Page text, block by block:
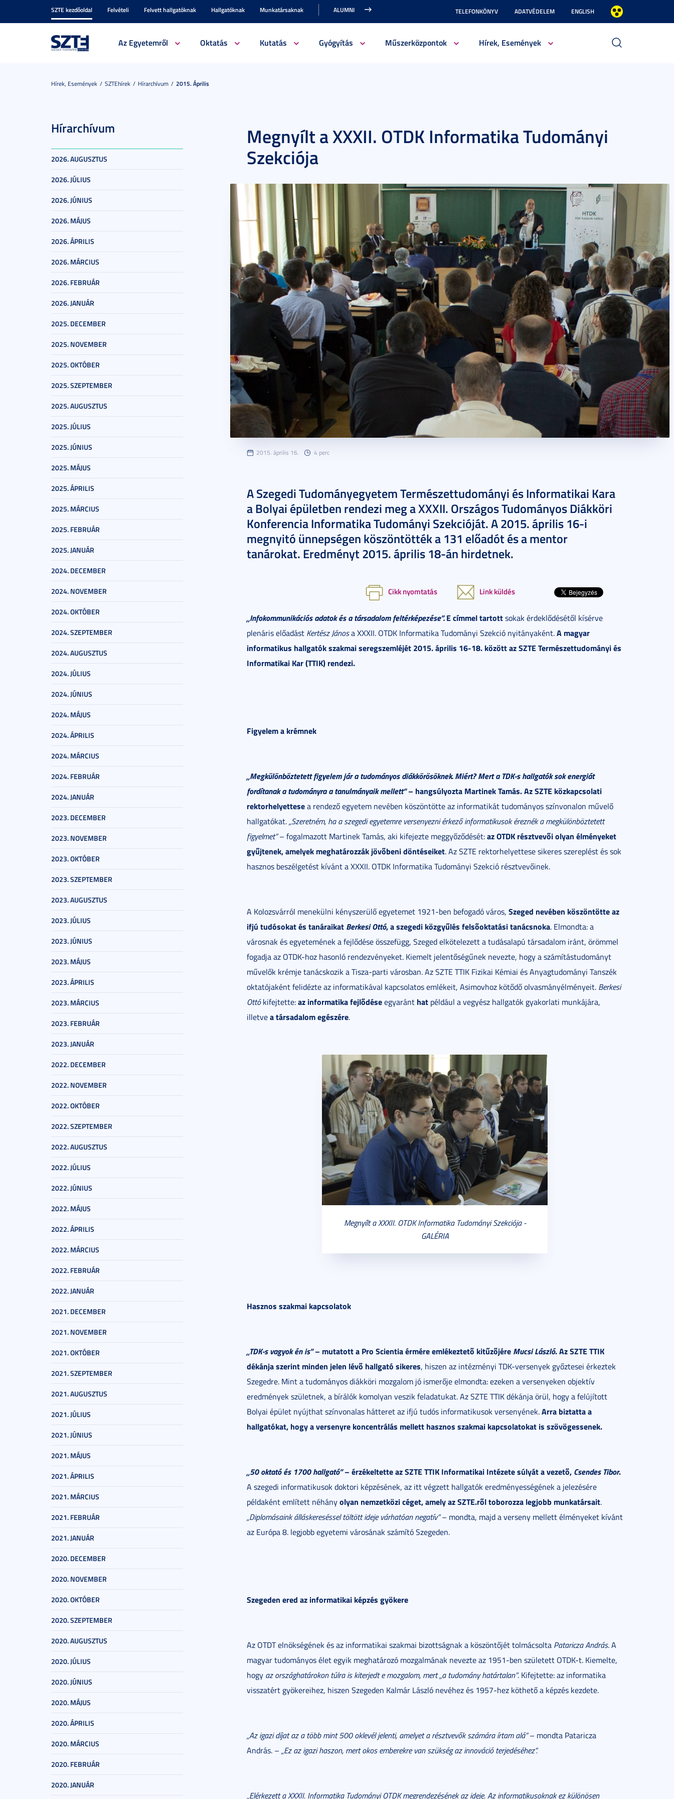
SZTE kezdőoldal Felvételi Felvett hallgatóknak Hallgatóknak Munkatársaknak ALUMNI TELEFONKÖNYV ADATVÉDELEM ENGLISH
Az Egyetemről Oktatás Kutatás Gyógyítás Műszerközpontok Hírek, Események
Hírek, Események SZTEhírek Hírarchívum 2015. Április
Hírarchívum
2026. AUGUSZTUS
2026. JÚLIUS
2026. JÚNIUS
2026. MÁJUS
2026. ÁPRILIS
2026. MÁRCIUS
2026. FEBRUÁR
2026. JANUÁR
2025. DECEMBER
2025. NOVEMBER
2025. OKTÓBER
2025. SZEPTEMBER
2025. AUGUSZTUS
2025. JÚLIUS
2025. JÚNIUS
2025. MÁJUS
2025. ÁPRILIS
2025. MÁRCIUS
2025. FEBRUÁR
2025. JANUÁR
2024. DECEMBER
2024. NOVEMBER
2024. OKTÓBER
2024. SZEPTEMBER
2024. AUGUSZTUS
2024. JÚLIUS
2024. JÚNIUS
2024. MÁJUS
2024. ÁPRILIS
2024. MÁRCIUS
2024. FEBRUÁR
2024. JANUÁR
2023. DECEMBER
2023. NOVEMBER
2023. OKTÓBER
2023. SZEPTEMBER
2023. AUGUSZTUS
2023. JÚLIUS
2023. JÚNIUS
2023. MÁJUS
2023. ÁPRILIS
2023. MÁRCIUS
2023. FEBRUÁR
2023. JANUÁR
2022. DECEMBER
2022. NOVEMBER
2022. OKTÓBER
2022. SZEPTEMBER
2022. AUGUSZTUS
2022. JÚLIUS
2022. JÚNIUS
2022. MÁJUS
2022. ÁPRILIS
2022. MÁRCIUS
2022. FEBRUÁR
2022. JANUÁR
2021. DECEMBER
2021. NOVEMBER
2021. OKTÓBER
2021. SZEPTEMBER
2021. AUGUSZTUS
2021. JÚLIUS
2021. JÚNIUS
2021. MÁJUS
2021. ÁPRILIS
2021. MÁRCIUS
2021. FEBRUÁR
2021. JANUÁR
2020. DECEMBER
2020. NOVEMBER
2020. OKTÓBER
2020. SZEPTEMBER
2020. AUGUSZTUS
2020. JÚLIUS
2020. JÚNIUS
2020. MÁJUS
2020. ÁPRILIS
2020. MÁRCIUS
2020. FEBRUÁR
2020. JANUÁR
Megnyílt a XXXII. OTDK Informatika Tudományi
Szekciója
2015. április 16. 4 perc
A Szegedi Tudományegyetem Természettudományi és Informatikai Kara
a Bolyai épületben rendezi meg a XXXII. Országos Tudományos Diákköri
Konferencia Informatika Tudományi Szekcióját. A 2015. április 16-i
megnyitó ünnepségen köszöntötték a 131 előadót és a mentor
tanárokat. Eredményt 2015. április 18-án hirdetnek.
Cikk nyomtatás Link küldés
„Infokommunikációs adatok és a társadalom feltérképezése”. E címmel tartottsokak érdeklődésétől kísérve
plenáris előadást Kertész Jánosa XXXII. OTDK Informatika Tudományi Szekció nyitányaként.A magyar
informatikus hallgatók szakmai seregszemléjét 2015. április 16-18. között az SZTE Természettudományi és
Informatikai Kar (TTIK) rendezi.
Figyelem a krémnek
„Megkülönböztetett figyelem jár a tudományos diákkörösöknek. Miért? Mert a TDK-s hallgatók sok energiát
fordítanak a tudományra a tanulmányaik mellett”– hangsúlyozta Martinek Tamás. Az SZTE közkapcsolati
rektorhelyettesea rendező egyetem nevében köszöntötte az informatikát tudományos színvonalon művelő
hallgatókat.„Szeretném, ha a szegedi egyetemre versenyezni érkező informatikusok éreznék a megkülönböztetett
figyelmet”– fogalmazott Martinek Tamás, aki kifejezte meggyőződését:az OTDK résztvevői olyan élményeket
gyűjtenek, amelyek meghatározzák jövőbeni döntéseiket. Az SZTE rektorhelyettese sikeres szereplést és sok
hasznos beszélgetést kívánt a XXXII. OTDK Informatika Tudományi Szekció résztvevőinek.
A Kolozsvárról menekülni kényszerülő egyetemet 1921-ben befogadó város, Szeged nevében köszöntötte az
ifjú tudósokat és tanáraikat Berkesi Ottó, a szegedi közgyűlés felsőoktatási tanácsnoka. Elmondta: a
városnak és egyetemének a fejlődése összefügg, Szeged elkötelezett a tudásalapú társadalom iránt, örömmel
fogadja az OTDK-hoz hasonló rendezvényeket. Kiemelt jelentőségűnek nevezte, hogy a számítástudományt
művelők krémje tanácskozik a Tisza-parti városban. Az SZTE TTIK Fizikai Kémiai és Anyagtudományi Tanszék
oktatójaként felidézte az informatikával kapcsolatos emlékeit, Asimovhoz kötődő olvasmányélményeit. Berkesi
Ottókifejtette:az informatika fejlődéseegyaránt hat például a vegyész hallgatók gyakorlati munkájára,
illetvea társadalom egészére.
Megnyílt a XXXII. OTDK Informatika Tudományi Szekciója -
GALÉRIA
Hasznos szakmai kapcsolatok
„TDK-s vagyok én is”– mutatott a Pro Scientia érmére emlékeztető kitűzőjére Mucsi László. Az SZTE TTIK
dékánja szerint minden jelen lévő hallgató sikeres, hiszen az intézményi TDK-versenyek győztesei érkeztek
Szegedre. Mint a tudományos diákköri mozgalom jó ismerője elmondta: ezeken a versenyeken objektív
eredmények születnek, a bírálók komolyan veszik feladatukat. Az SZTE TTIK dékánja örül, hogy a felújított
Bolyai épület nyújthat színvonalas hátteret az ifjú tudós informatikusok versenyének.Arra biztatta a
hallgatókat, hogy a versenyre koncentrálás mellett hasznos szakmai kapcsolatokat is szövögessenek.
„50 oktató és 1700 hallgató”– érzékeltette az SZTE TTIK Informatikai Intézete súlyát a vezető, Csendes Tibor.
A szegedi informatikusok doktori képzésének, az itt végzett hallgatók eredményességének a jelezésére
példaként említett néhányolyan nemzetközi céget, amely az SZTE.ről toborozza legjobb munkatársait.
„Diplomásaink álláskereséssel töltött ideje várhatóan negatív”– mondta, majd a verseny mellett élményeket kívánt
az Európa 8. legjobb egyetemi városának számító Szegeden.
Szegeden ered az informatikai képzés gyökere
Az OTDT elnökségének és az informatikai szakmai bizottságnak a köszöntőjét tolmácsolta Pataricza András. A
magyar tudományos élet egyik meghatározó mozgalmának nevezte az 1951-ben született OTDK-t. Kiemelte,
hogy az országhatárokon túlra is kiterjedt e mozgalom, mert „a tudomány határtalan”. Kifejtette: az informatika
visszatért gyökereihez, hiszen Szegeden Kalmár László nevéhez és 1957-hez köthető a képzés kezdete.
„Az igazi díjat az a több mint 500 oklevél jelenti, amelyet a résztvevők számára írtam alá”– mondta Pataricza
András. – „Ez az igazi haszon, mert okos emberekre van szükség az innováció terjedéséhez”.
„Elérkezett a XXXII. Informatika Tudományi OTDK megrendezésének az ideje. Az informatikusoknak ez különösen